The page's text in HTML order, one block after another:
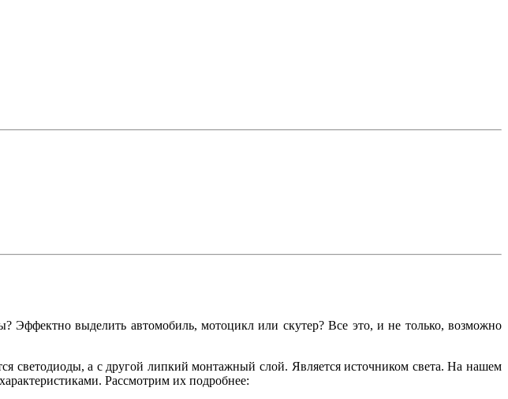
Эффектно выделить автомобиль, мотоцикл или скутер? Все это, и не только, возможно
светодиоды, а с другой липкий монтажный слой. Является источником света. На нашем
Рассмотрим их подробнее: